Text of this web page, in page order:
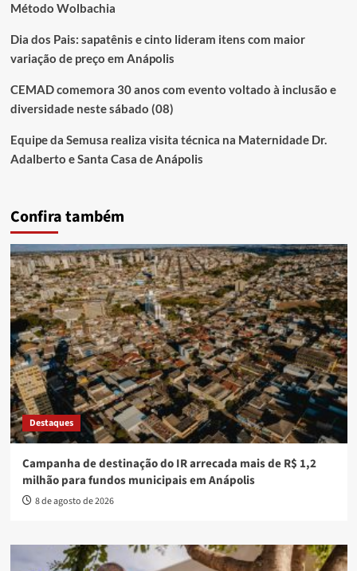
Método Wolbachia
Dia dos Pais: sapatênis e cinto lideram itens com maior
variação de preço em Anápolis
CEMAD comemora 30 anos com evento voltado à inclusão e
diversidade neste sábado (08)
Equipe da Semusa realiza visita técnica na Maternidade Dr.
Adalberto e Santa Casa de Anápolis
Confira também
Destaques
Campanha de destinação do IR arrecada mais de R$ 1,2
milhão para fundos municipais em Anápolis
8 de agosto de 2026